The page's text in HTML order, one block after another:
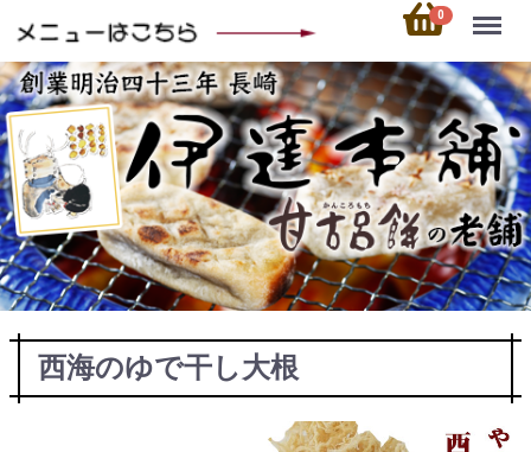
0 Menu
西海のゆで干し大根